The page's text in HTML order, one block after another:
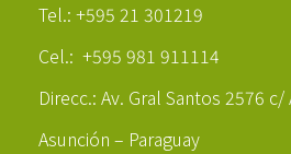
Tel.: +595 21 301219
Cel.: +595 981 911114
Direcc.: Av. Gral Santos 2576
Asunción – Paraguay